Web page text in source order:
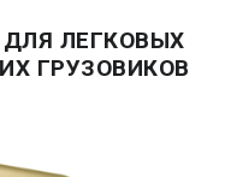
ЛЕГКОВЫХ
ГРУЗОВИКОВ